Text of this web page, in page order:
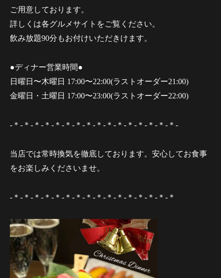
ご用意しております。
詳しくは各グルメサイトをご覧ください。
飲み放題90分もお付けいただきけます。
●ディナー営業時間●
日曜日〜木曜日 17:00〜22:00(ラストオーダー21:00)
金曜日・土曜日 17:00〜23:00(ラストオーダー22:00)
-＊-＊-＊-＊-＊-＊-＊-＊-＊-＊-＊-＊-＊-＊-＊-＊-
当店では常時換気を徹底しております。安心してお食事
をお楽しみくださいませ。
-＊-＊-＊-＊-＊-＊-＊-＊-＊-＊-＊-＊-＊-＊-＊-＊